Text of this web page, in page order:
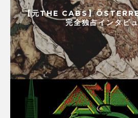
【元THE CABS】
完全独占インタビ